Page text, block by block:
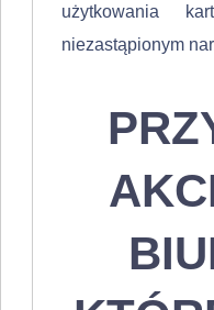
użytkowania
niezastąpionym